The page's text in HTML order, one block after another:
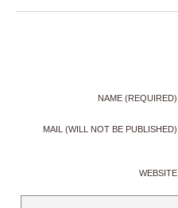
NAME (REQUIRED)
MAIL (WILL NOT BE PUBLISHED)
WEBSITE